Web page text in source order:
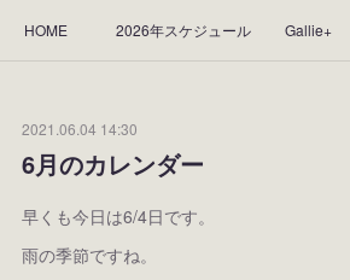
HOME 2026年スケジュール Gallie+
“Kasane Style Art”って？
ショップ 作品のレンタルについて
2021.06.04 14:30
6月のカレンダー
早くも今日は6/4日です。
雨の季節ですね。